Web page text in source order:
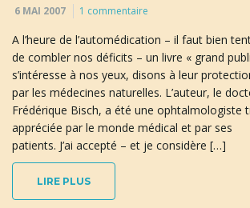
6 MAI 2007 1 commentaire
A l’heure de l’automédication – il faut bien
de combler nos déficits – un livre « grand
s’intéresse à nos yeux, disons à leur
par les médecines naturelles. L’auteur, le
Frédérique Bisch, a été une ophtalmologiste
appréciée par le monde médical et par ses
patients. J’ai accepté – et je considère […]
LIRE PLUS